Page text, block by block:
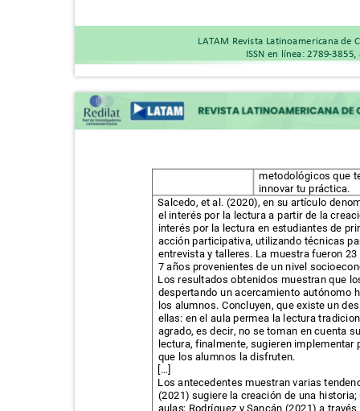
LATAM Revista Latinoamericana de
ISSN en línea: 2789-
metodológicos que
innovar tu práctica.
Salcedo, et al. (2020), en su artículo
el interés por la lectura a partir de la
interés por la lectura en estudiantes de
acción participativa, utilizando técnicas
entrevista y talleres. La muestra fueron
7 años provenientes de un nivel
Los resultados obtenidos muestran que
despertando un acercamiento
los alumnos. Concluyen, que existe un
ellas: en el aula permea la lectura
agrado, es decir, no se toman en cuenta
lectura, finalmente, sugieren
que los alumnos la disfruten.
[…]
Los antecedentes muestran varias
(2021) sugiere la creación de una
aulas; Rodríguez y Sancán (2021) a